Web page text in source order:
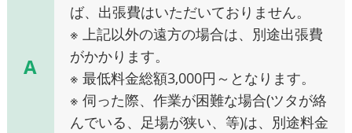
A
ば、出張費はいただいておりません。
※ 上記以外の遠方の場合は、別途出張費
がかかります。
※ 最低料金総額3,000円～となります。
※ 伺った際、作業が困難な場合(ツタが絡
んでいる、足場が狭い、等)は、別途料金